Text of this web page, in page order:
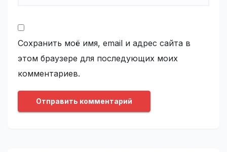
Сохранить моё имя, email и адрес сайта в
этом браузере для последующих моих
комментариев.